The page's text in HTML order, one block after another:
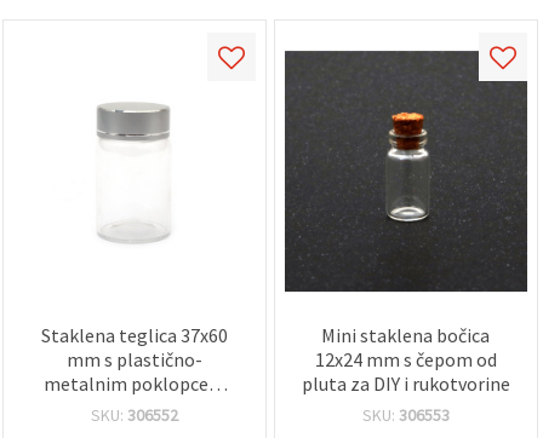
Staklena teglica 37x60
mm s plastično-
metalnim poklopcem
srebrne boje
SKU: 306552
Mini staklena bočica
12x24 mm s čepom od
pluta za DIY i rukotvorine
SKU: 306553